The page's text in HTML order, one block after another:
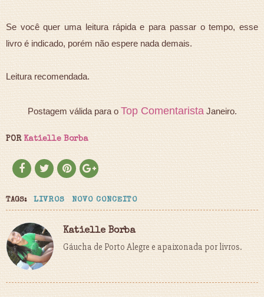
Se você quer uma leitura rápida e para passar o tempo, esse
livro é indicado, porém não espere nada demais.
Leitura recomendada.
Postagem válida para oTop ComentaristaJaneiro.
PORKatielle Borba
TAGS: LIVROS NOVO CONCEITO
Katielle Borba
Gáucha de Porto Alegre e apaixonada por livros.